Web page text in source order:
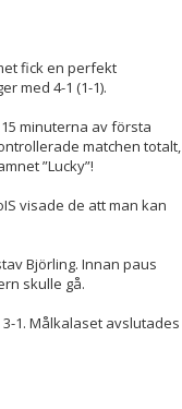
fick en perfekt
med 4-1 (1-1).
minuterna av första
matchen totalt,
”Lucky”!
visade de att man kan
Björling. Innan paus
skulle gå.
1. Målkalaset avslutades